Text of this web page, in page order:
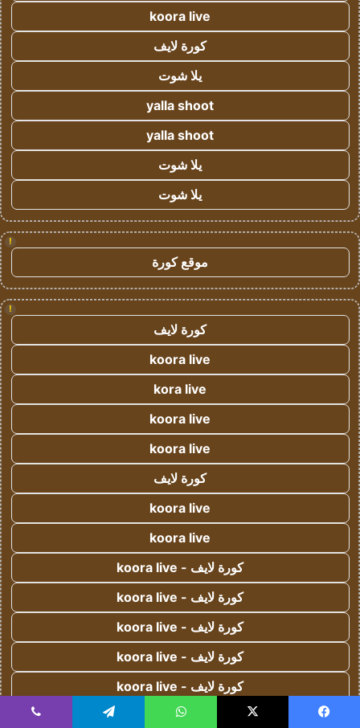
koora live
كورة لايف
يلا شوت
yalla shoot
yalla shoot
يلا شوت
يلا شوت
!
موقع كورة
!
كورة لايف
koora live
kora live
koora live
koora live
كورة لايف
koora live
koora live
كورة لايف - koora live
كورة لايف - koora live
كورة لايف - koora live
كورة لايف - koora live
كورة لايف - koora live
koora live